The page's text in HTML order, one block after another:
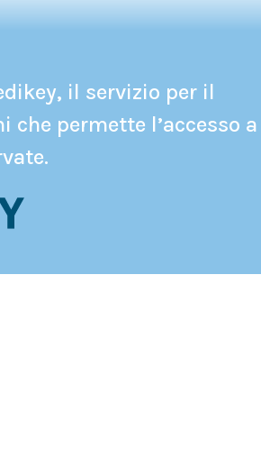
il servizio per il
permette l’accesso a